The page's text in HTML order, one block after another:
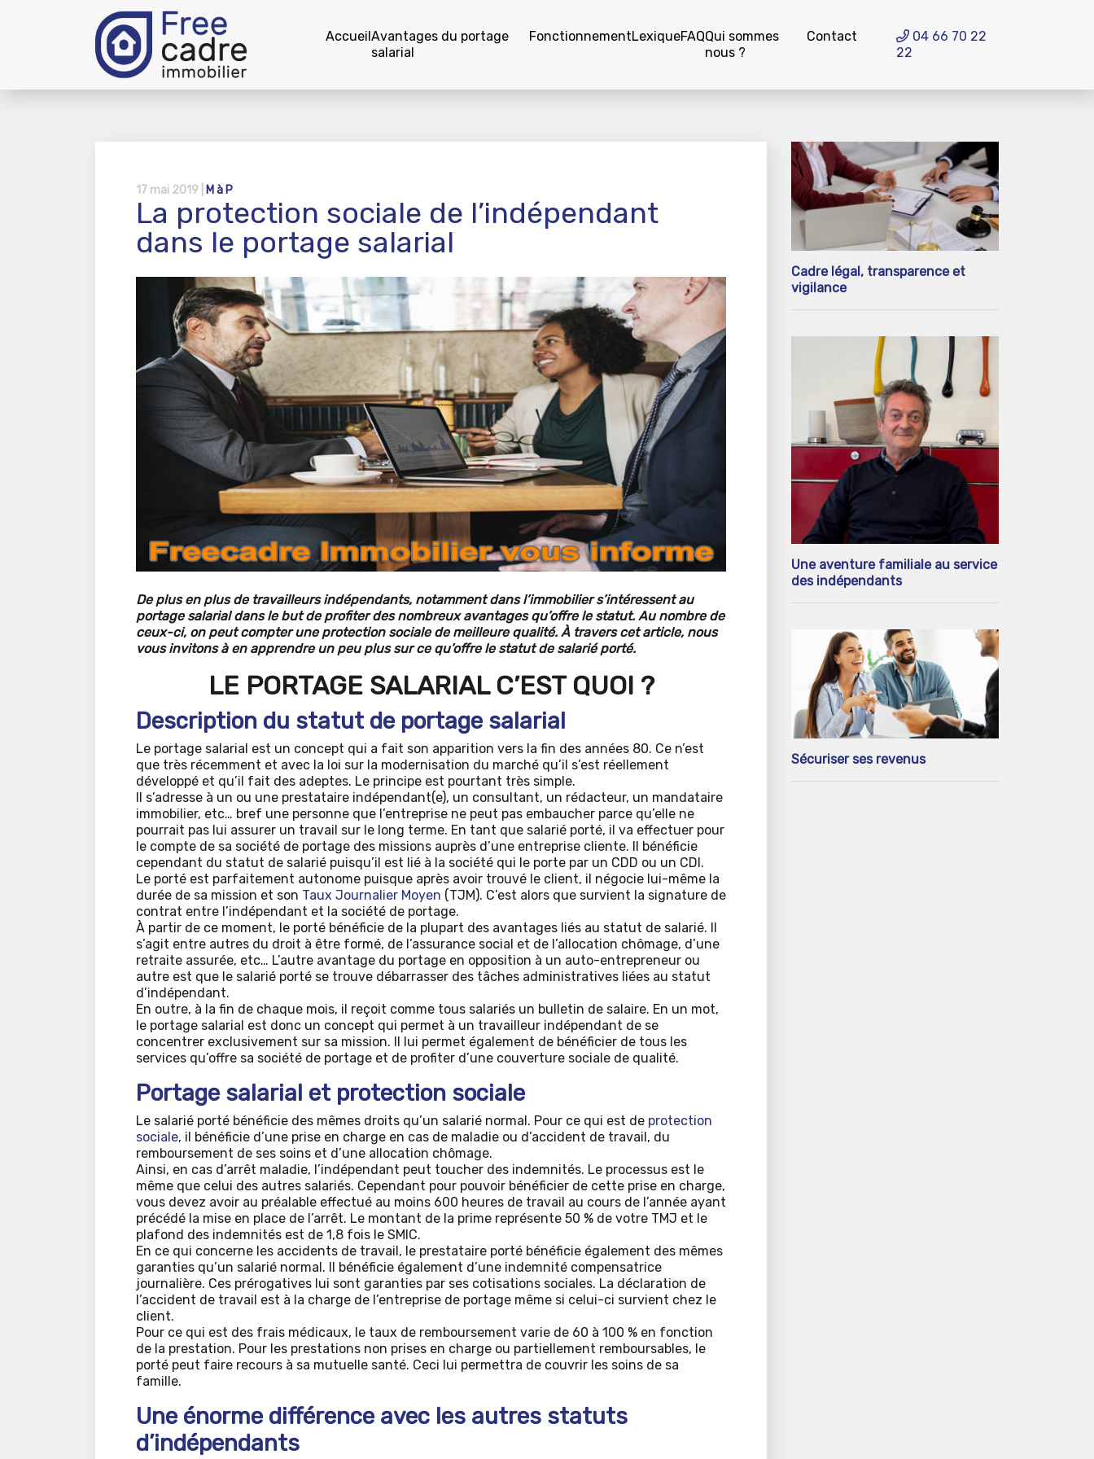
AccueilAvantages du portage
salarial
FonctionnementLexiqueFAQQui sommes
nous ?
Contact
04 66 70 22
22
17 mai 2019 | M à P
La protection sociale de l’indépendant
dans le portage salarial
De plus en plus de travailleurs indépendants, notamment dans l’immobilier s’intéressent au
portage salarial dans le but de profiter des nombreux avantages qu’offre le statut. Au nombre de
ceux-ci, on peut compter une protection sociale de meilleure qualité. À travers cet article, nous
vous invitons à en apprendre un peu plus sur ce qu’offre le statut de salarié porté.
LE PORTAGE SALARIAL C’EST QUOI ?
Description du statut de portage salarial
Le portage salarial est un concept qui a fait son apparition vers la fin des années 80. Ce n’est
que très récemment et avec la loi sur la modernisation du marché qu’il s’est réellement
développé et qu’il fait des adeptes. Le principe est pourtant très simple.
Il s’adresse à un ou une prestataire indépendant(e), un consultant, un rédacteur, un mandataire
immobilier, etc… bref une personne que l’entreprise ne peut pas embaucher parce qu’elle ne
pourrait pas lui assurer un travail sur le long terme. En tant que salarié porté, il va effectuer pour
le compte de sa société de portage des missions auprès d’une entreprise cliente. Il bénéficie
cependant du statut de salarié puisqu’il est lié à la société qui le porte par un CDD ou un CDI.
Le porté est parfaitement autonome puisque après avoir trouvé le client, il négocie lui-même la
durée de sa mission et son Taux Journalier Moyen (TJM). C’est alors que survient la signature de
contrat entre l’indépendant et la société de portage.
À partir de ce moment, le porté bénéficie de la plupart des avantages liés au statut de salarié. Il
s’agit entre autres du droit à être formé, de l’assurance social et de l’allocation chômage, d’une
retraite assurée, etc… L’autre avantage du portage en opposition à un auto-entrepreneur ou
autre est que le salarié porté se trouve débarrasser des tâches administratives liées au statut
d’indépendant.
En outre, à la fin de chaque mois, il reçoit comme tous salariés un bulletin de salaire. En un mot,
le portage salarial est donc un concept qui permet à un travailleur indépendant de se
concentrer exclusivement sur sa mission. Il lui permet également de bénéficier de tous les
services qu’offre sa société de portage et de profiter d’une couverture sociale de qualité.
Portage salarial et protection sociale
Le salarié porté bénéficie des mêmes droits qu’un salarié normal. Pour ce qui est de protection
sociale, il bénéficie d’une prise en charge en cas de maladie ou d’accident de travail, du
remboursement de ses soins et d’une allocation chômage.
Ainsi, en cas d’arrêt maladie, l’indépendant peut toucher des indemnités. Le processus est le
même que celui des autres salariés. Cependant pour pouvoir bénéficier de cette prise en charge,
vous devez avoir au préalable effectué au moins 600 heures de travail au cours de l’année ayant
précédé la mise en place de l’arrêt. Le montant de la prime représente 50 % de votre TMJ et le
plafond des indemnités est de 1,8 fois le SMIC.
En ce qui concerne les accidents de travail, le prestataire porté bénéficie également des mêmes
garanties qu’un salarié normal. Il bénéficie également d’une indemnité compensatrice
journalière. Ces prérogatives lui sont garanties par ses cotisations sociales. La déclaration de
l’accident de travail est à la charge de l’entreprise de portage même si celui-ci survient chez le
client.
Pour ce qui est des frais médicaux, le taux de remboursement varie de 60 à 100 % en fonction
de la prestation. Pour les prestations non prises en charge ou partiellement remboursables, le
porté peut faire recours à sa mutuelle santé. Ceci lui permettra de couvrir les soins de sa
famille.
Une énorme différence avec les autres statuts
d’indépendants
Cadre légal, transparence et
vigilance
Une aventure familiale au service
des indépendants
Sécuriser ses revenus